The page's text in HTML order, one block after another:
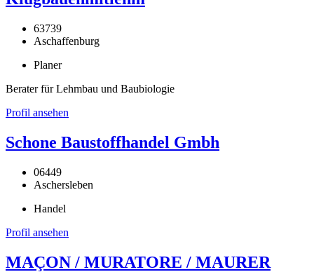
63739
Aschaffenburg
Planer
Berater für Lehmbau und Baubiologie
Profil ansehen
Schone Baustoffhandel Gmbh
06449
Aschersleben
Handel
Profil ansehen
MAÇON / MURATORE / MAURER